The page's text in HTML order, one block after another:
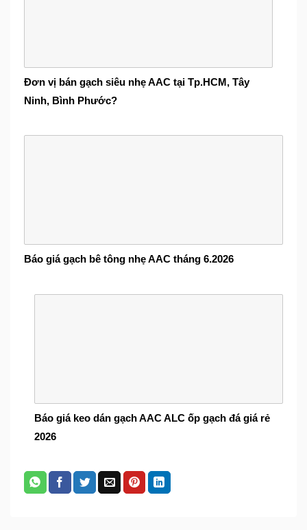
Đơn vị bán gạch siêu nhẹ AAC tại Tp.HCM, Tây
Ninh, Bình Phước?
Báo giá gạch bê tông nhẹ AAC tháng 6.2026
Báo giá keo dán gạch AAC ALC ốp gạch đá giá rẻ
2026